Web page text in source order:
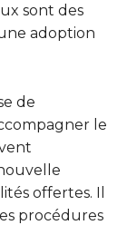
sont des
adoption
de
le
offertes. Il
procédures